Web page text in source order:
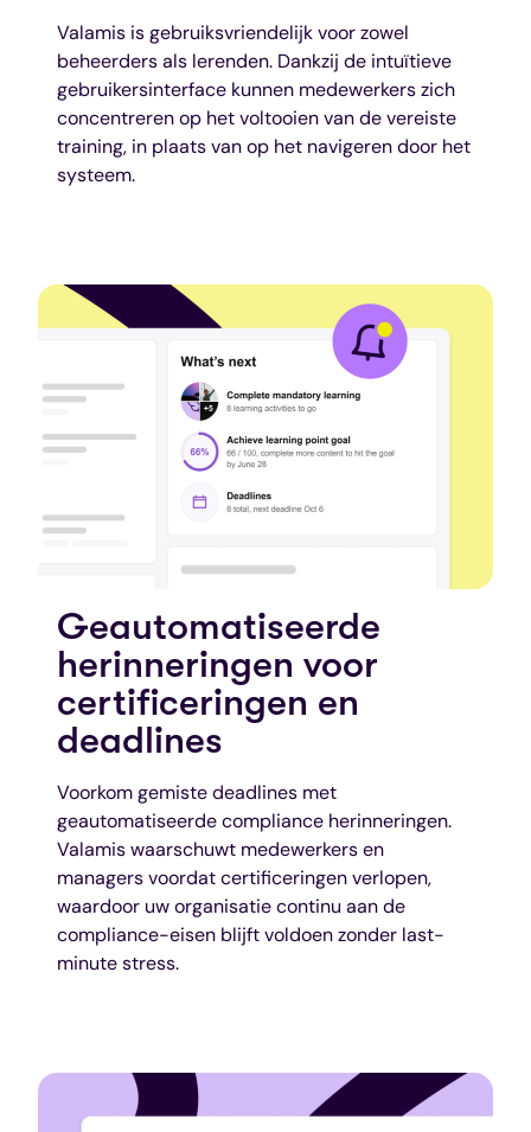
Valamis is gebruiksvriendelijk voor zowel
beheerders als lerenden. Dankzij de intuïtieve
gebruikersinterface kunnen medewerkers zich
concentreren op het voltooien van de vereiste
training, in plaats van op het navigeren door het
systeem.
Geautomatiseerde
herinneringen voor
certificeringen en
deadlines
Voorkom gemiste deadlines met
geautomatiseerde compliance herinneringen.
Valamis waarschuwt medewerkers en
managers voordat certificeringen verlopen,
waardoor uw organisatie continu aan de
compliance-eisen blijft voldoen zonder last-
minute stress.